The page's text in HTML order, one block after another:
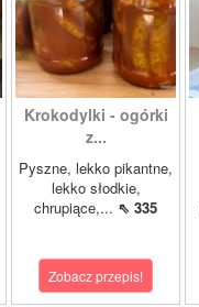
Krokodylki - ogórki
z...
Pyszne, lekko pikantne,
lekko słodkie,
chrupiące,... ⇖ 335
Zobacz przepis!